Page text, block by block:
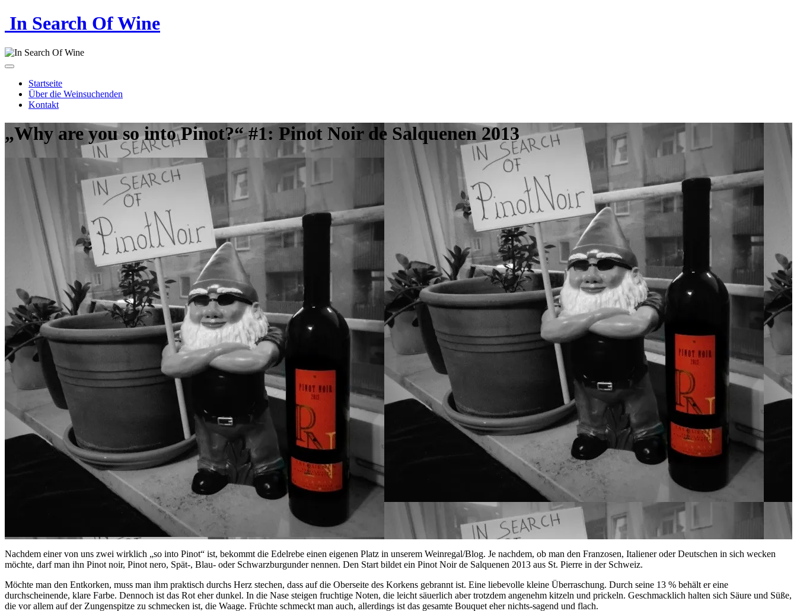
In Search Of Wine
Startseite
Über die Weinsuchenden
Kontakt
„Why are you so into Pinot?“ #1: Pinot Noir de Salquenen 2013
Nachdem einer von uns zwei wirklich „so into Pinot“ ist, bekommt die Edelrebe einen eigenen Platz in unserem Weinregal/Blog. Je nachdem, ob man den Franzosen, Italiener oder Deutschen in sich wecken
möchte, darf man ihn Pinot noir, Pinot nero, Spät-, Blau- oder Schwarzburgunder nennen. Den Start bildet ein Pinot Noir de Salquenen 2013 aus St. Pierre in der Schweiz.
Möchte man den Entkorken, muss man ihm praktisch durchs Herz stechen, dass auf die Oberseite des Korkens gebrannt ist. Eine liebevolle kleine Überraschung. Durch seine 13 % behält er eine
durchscheinende, klare Farbe. Dennoch ist das Rot eher dunkel. In die Nase steigen fruchtige Noten, die leicht säuerlich aber trotzdem angenehm kitzeln und prickeln. Geschmacklich halten sich Säure und Süße,
die vor allem auf der Zungenspitze zu schmecken ist, die Waage. Früchte schmeckt man auch, allerdings ist das gesamte Bouquet eher nichts-sagend und flach.